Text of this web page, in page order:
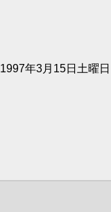
1997年3月15日土曜日